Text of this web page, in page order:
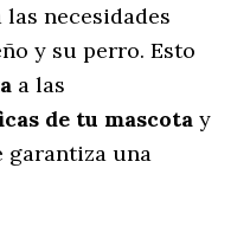
necesidades
y su perro. Esto
a las
de tu mascota y
garantiza una